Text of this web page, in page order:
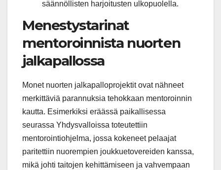
säännöllisten harjoitusten ulkopuolella.
Menestystarinat
mentoroinnista nuorten
jalkapallossa
Monet nuorten jalkapalloprojektit ovat nähneet
merkittäviä parannuksia tehokkaan mentoroinnin
kautta. Esimerkiksi eräässä paikallisessa
seurassa Yhdysvalloissa toteutettiin
mentorointiohjelma, jossa kokeneet pelaajat
paritettiin nuorempien joukkuetovereiden kanssa,
mikä johti taitojen kehittämiseen ja vahvempaan